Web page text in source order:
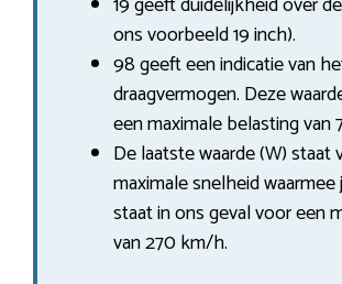
ons voorbeeld 19 inch).
98 geeft een indicatie van
draagvermogen. Deze
een maximale belasting van
De laatste waarde (W) staat
maximale snelheid waarmee
staat in ons geval voor een
van 270 km/h.